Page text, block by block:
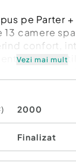
pe Parter +
13 camere
confort,
viitorii
de
spații
de
afacerii.
Vezi mai mult
2000
Finalizat